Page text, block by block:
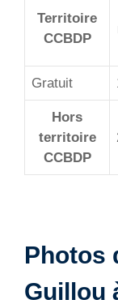
Territoire
CCBDP
Gratuit
Hors
territoire
CCBDP
Photos
Guillou